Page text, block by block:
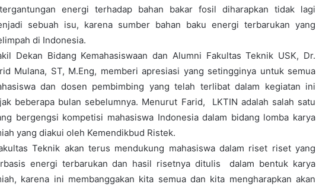
energi terhadap bahan bakar fosil diharapkan tidak lagi
sebuah isu, karena sumber bahan baku energi terbarukan yang
di Indonesia.
Dekan Bidang Kemahasiswaan dan Alumni Fakultas Teknik USK, Dr.
Mulana, ST, M.Eng, memberi apresiasi yang setingginya untuk semua
dan dosen pembimbing yang telah terlibat dalam kegiatan ini
beberapa bulan sebelumnya. Menurut Farid, LKTIN adalah salah satu
bergengsi kompetisi mahasiswa Indonesia dalam bidang lomba karya
yang diakui oleh Kemendikbud Ristek.
Teknik akan terus mendukung mahasiswa dalam riset riset yang
energi terbarukan dan hasil risetnya ditulis dalam bentuk karya
karena ini membanggakan kita semua dan kita mengharapkan akan